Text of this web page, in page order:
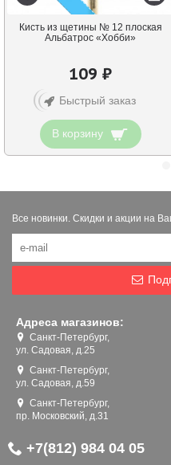
Кисть из щетины № 12 плоская
Альбатрос «Хобби»
109 ₽
Быстрый заказ
В корзину
Все новинки. Скидки и акции на
Адреса магазинов:
Санкт-Петербург,
ул. Садовая, д.25
Санкт-Петербург,
ул. Садовая, д.59
Санкт-Петербург,
пр. Московский, д.31
+7(812) 984 04 05